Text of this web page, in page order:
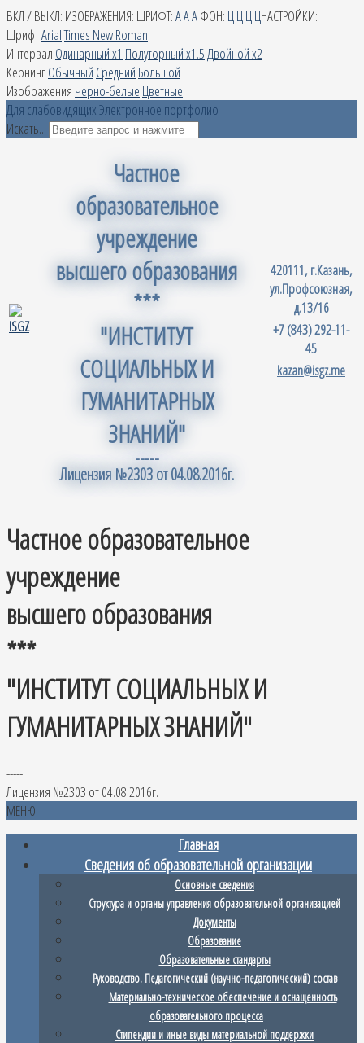
ВКЛ / ВЫКЛ: ИЗОБРАЖЕНИЯ: ШРИФТ:AAAФОН: ЦЦЦЦНАСТРОЙКИ:
ШрифтArialTimes New Roman
Интервал Одинарный х1 Полуторный х1.5Двойной х2
КернингОбычный Средний Большой
Изображения Черно-белые Цветные
Для слабовидящихЭлектронное портфолио
Искать...
Частное
образовательное
учреждение
высшего образования
***
"ИНСТИТУТ
СОЦИАЛЬНЫХ И
ГУМАНИТАРНЫХ
ЗНАНИЙ"
-----
Лицензия №2303 от 04.08.2016г.
420111, г.Казань,
ул.Профсоюзная,
д.13/16
+7 (843) 292-11-
45
kazan@isgz.me
Частное образовательное
учреждение
высшего образования
***
"ИНСТИТУТ СОЦИАЛЬНЫХ И
ГУМАНИТАРНЫХ ЗНАНИЙ"
-----
Лицензия №2303 от 04.08.2016г.
МЕНЮ
Главная
Сведения об образовательной организации
Основные сведения
Структура и органы управления образовательной организацией
Документы
Образование
Образовательные стандарты
Руководство. Педагогический (научно-педагогический) состав
Материально-техническое обеспечение и оснащенность
образовательного процесса
Стипендии и иные виды материальной поддержки